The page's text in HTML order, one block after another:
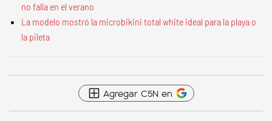
no falla en el verano
La modelo mostró la microbikini total white ideal para la playa o
la pileta
Agregar C5N en